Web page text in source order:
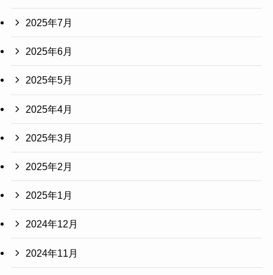
2025年7月
2025年6月
2025年5月
2025年4月
2025年3月
2025年2月
2025年1月
2024年12月
2024年11月